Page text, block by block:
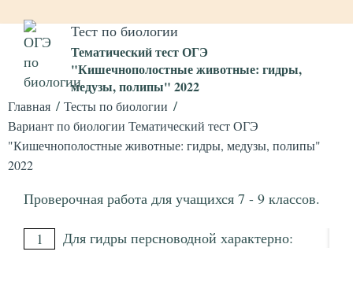
Тест по биологии
Тематический тест ОГЭ
"Кишечнополостные животные: гидры,
медузы, полипы" 2022
Главная
Тесты по биологии
Вариант по биологии Тематический тест ОГЭ
"Кишечнополостные животные: гидры, медузы, полипы"
2022
Проверочная работа для учащихся 7 - 9 классов.
1 Для гидры персноводной характерно: